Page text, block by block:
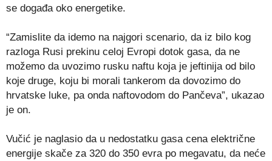
se događa oko energetike.
“Zamislite da idemo na najgori scenario, da iz bilo kog
razloga Rusi prekinu celoj Evropi dotok gasa, da ne
možemo da uvozimo rusku naftu koja je jeftinija od bilo
koje druge, koju bi morali tankerom da dovozimo do
hrvatske luke, pa onda naftovodom do Pančeva”, ukazao
je on.
Vučić je naglasio da u nedostatku gasa cena električne
energije skače za 320 do 350 evra po megavatu, da neće